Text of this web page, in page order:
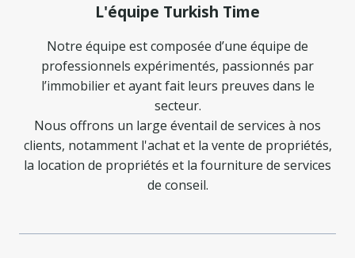
L'équipe Turkish Time
Notre équipe est composée d’une équipe de
professionnels expérimentés, passionnés par
l’immobilier et ayant fait leurs preuves dans le
secteur.
Nous offrons un large éventail de services à nos
clients, notamment l'achat et la vente de propriétés,
la location de propriétés et la fourniture de services
de conseil.